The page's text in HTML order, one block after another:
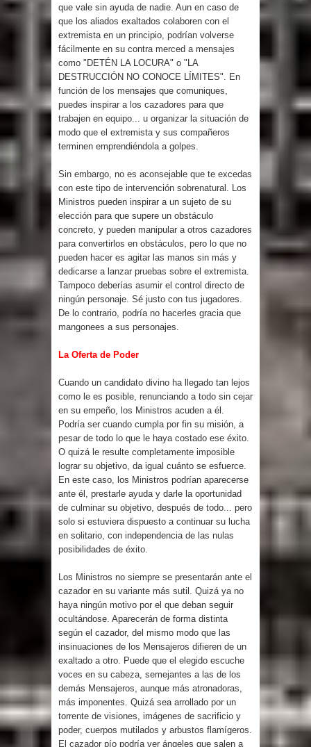
que vale sin ayuda de nadie. Aun en caso de
que los aliados exaltados colaboren con el
extremista en un principio, podrían volverse
fácilmente en su contra merced a mensajes
como "DETÉN LA LOCURA" o "LA
DESTRUCCIÓN NO CONOCE LÍMITES". En
función de los mensajes que comuniques,
puedes inspirar a los cazadores para que
trabajen en equipo... u organizar la situación de
modo que el extremista y sus compañeros
terminen emprendiéndola a golpes.
Sin embargo, no es aconsejable que te excedas
con este tipo de intervención sobrenatural. Los
Ministros pueden inspirar a un sujeto de su
elección para que supere un obstáculo
concreto, y pueden manipular a otros cazadores
para convertirlos en obstáculos, pero lo que no
pueden hacer es agitar las manos sin más y
dedicarse a lanzar pruebas sobre el extremista.
Tampoco deberías asumir el control directo de
ningún personaje. Sé justo con tus jugadores.
De lo contrario, podría no hacerles gracia que
mangonees a sus personajes.
La Oferta de Poder
Cuando un candidato divino ha llegado tan lejos
como le es posible, renunciando a todo sin cejar
en su empeño, los Ministros acuden a él.
Podría ser cuando cumpla por fin su misión, a
pesar de todo lo que le haya costado ese éxito.
O quizá le resulte completamente imposible
lograr su objetivo, da igual cuánto se esfuerce.
En este caso, los Ministros podrían aparecerse
ante él, prestarle ayuda y darle la oportunidad
de culminar su objetivo, después de todo... pero
solo si estuviera dispuesto a continuar su lucha
en solitario, con independencia de las nulas
posibilidades de éxito.
Los Ministros no siempre se presentarán ante el
cazador en su variante más sutil. Quizá ya no
haya ningún motivo por el que deban seguir
ocultándose. Aparecerán de forma distinta
según el cazador, del mismo modo que las
insinuaciones de los Mensajeros difieren de un
exaltado a otro. Puede que el elegido escuche
voces en su cabeza, semejantes a las de los
demás Mensajeros, aunque más atronadoras,
más imponentes. Quizá sea arrollado por un
torrente de visiones, imágenes de sacrificio y
poder, cuerpos mutilados y arbustos flamígeros.
El cazador pío podría ver ángeles que salen a